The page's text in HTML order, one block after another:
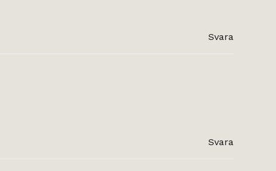
Svara
Svara